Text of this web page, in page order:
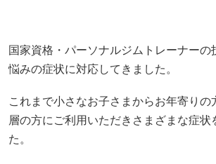
国家資格・パーソナルジムトレーナーの
悩みの症状に対応してきました。
これまで小さなお子さまからお年寄りの
層の方にご利用いただきさまざまな症状
た。